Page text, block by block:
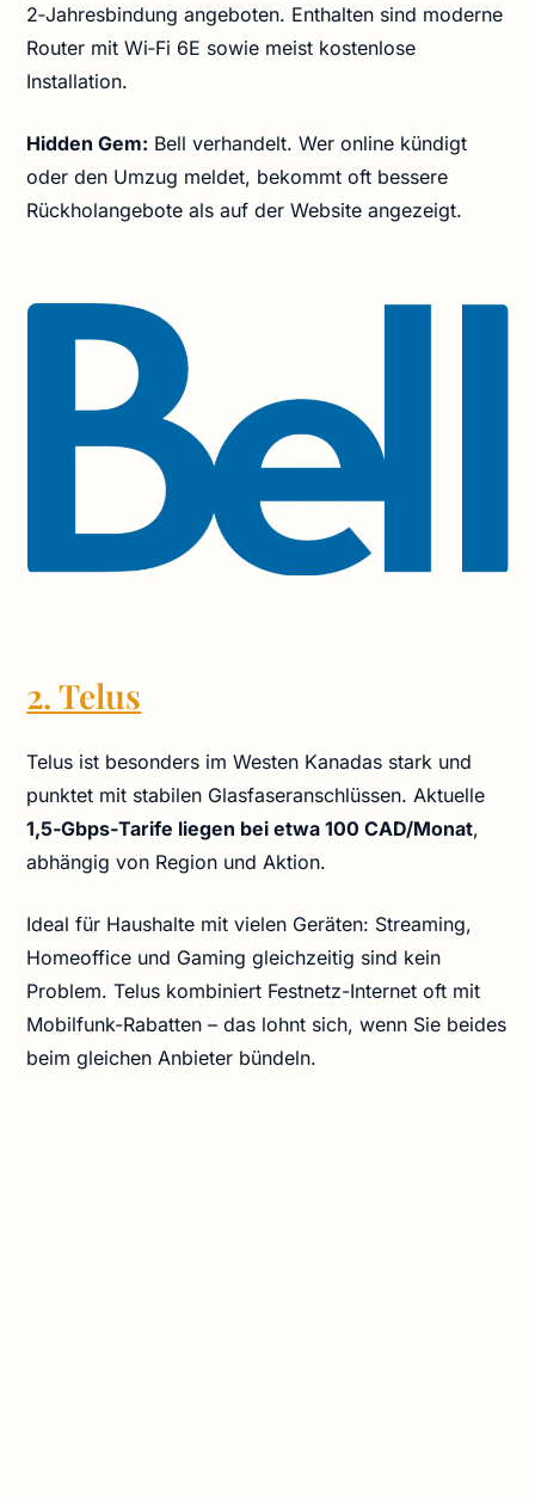
2‑Jahresbindung angeboten. Enthalten sind moderne
Router mit Wi‑Fi 6E sowie meist kostenlose
Installation.
Hidden Gem: Bell verhandelt. Wer online kündigt
oder den Umzug meldet, bekommt oft bessere
Rückholangebote als auf der Website angezeigt.
2. Telus
Telus ist besonders im Westen Kanadas stark und
punktet mit stabilen Glasfaseranschlüssen. Aktuelle
1,5‑Gbps‑Tarife liegen bei etwa 100 CAD/Monat,
abhängig von Region und Aktion.
Ideal für Haushalte mit vielen Geräten: Streaming,
Homeoffice und Gaming gleichzeitig sind kein
Problem. Telus kombiniert Festnetz-Internet oft mit
Mobilfunk-Rabatten – das lohnt sich, wenn Sie beides
beim gleichen Anbieter bündeln.